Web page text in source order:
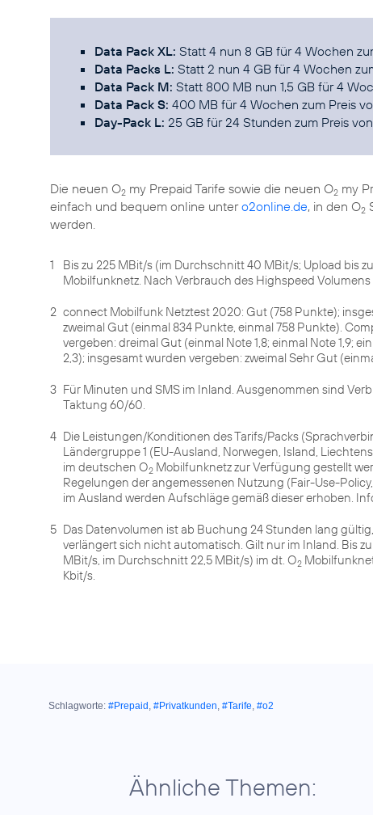
Data Pack XL: Statt 4 nun 8 GB für 4 Wochen
Data Packs L: Statt 2 nun 4 GB für 4 Wochen
Data Pack M: Statt 800 MB nun 1,5 GB für 4
Data Pack S: 400 MB für 4 Wochen zum Preis
Day-Pack L: 25 GB für 24 Stunden zum Preis
Die neuen O2 my Prepaid Tarife sowie die neuen O2 my
einfach und bequem online untero2online.de, in den O2
werden.
1 Bis zu 225 MBit/s (im Durchschnitt 40 MBit/s; Upload bis
Mobilfunknetz. Nach Verbrauch des Highspeed Volumens
2 connect Mobilfunk Netztest 2020: Gut (758 Punkte);
zweimal Gut (einmal 834 Punkte, einmal 758 Punkte).
vergeben: dreimal Gut (einmal Note 1,8; einmal Note 1,9;
2,3); insgesamt wurden vergeben: zweimal Sehr Gut
3 Für Minuten und SMS im Inland. Ausgenommen sind
Taktung 60/60.
4 Die Leistungen/Konditionen des Tarifs/Packs
Ländergruppe 1 (EU-Ausland, Norwegen, Island,
im deutschen O2 Mobilfunknetz zur Verfügung gestellt
Regelungen der angemessenen Nutzung (Fair-Use-
im Ausland werden Aufschläge gemäß dieser erhoben.
5 Das Datenvolumen ist ab Buchung 24 Stunden lang
verlängert sich nicht automatisch. Gilt nur im Inland. Bis
MBit/s, im Durchschnitt 22,5 MBit/s) im dt. O2
Kbit/s.
Schlagworte: #Prepaid , #Privatkunden, #Tarife, #o2
Ähnliche Themen: